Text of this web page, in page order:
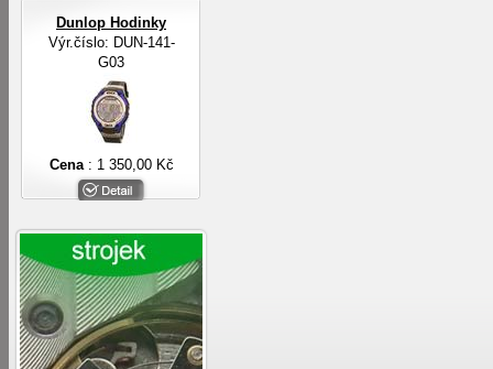
Dunlop Hodinky
Výr.číslo: DUN-141-
G03
Cena : 1 350,00 Kč